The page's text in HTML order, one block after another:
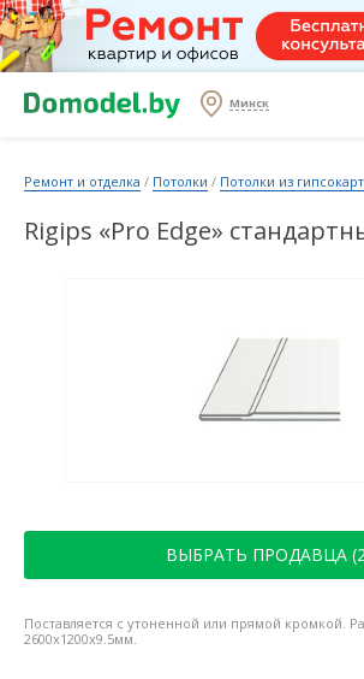
Минск
Ремонт и отделка / Потолки / Потолки из
Rigips «Pro Edge»
ВЫБРАТЬ ПРОДАВЦА
Поставляется с утоненной или прямой кромкой.
2600x1200x9.5мм.